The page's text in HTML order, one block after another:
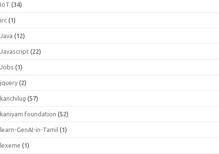
IoT (34)
irc (1)
Java (12)
Javascript (22)
Jobs (1)
jquery (2)
kanchilug (57)
kaniyam foundation (52)
learn-GenAI-in-Tamil (1)
lexeme (1)